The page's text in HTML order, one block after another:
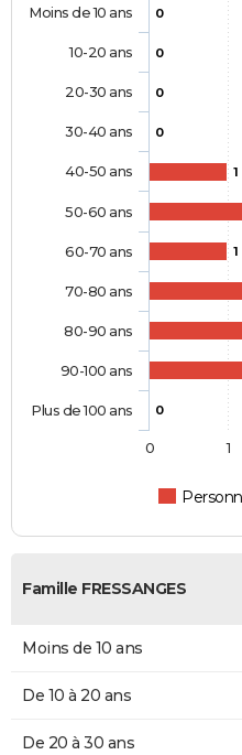
0
0
0
0
1
1
0
Moins de 10 ans
10-20 ans
20-30 ans
30-40 ans
40-50 ans
50-60 ans
60-70 ans
70-80 ans
80-90 ans
90-100 ans
Plus de 100 ans
0 1
Famille FRESSANGES
Moins de 10 ans
De 10 à 20 ans
De 20 à 30 ans